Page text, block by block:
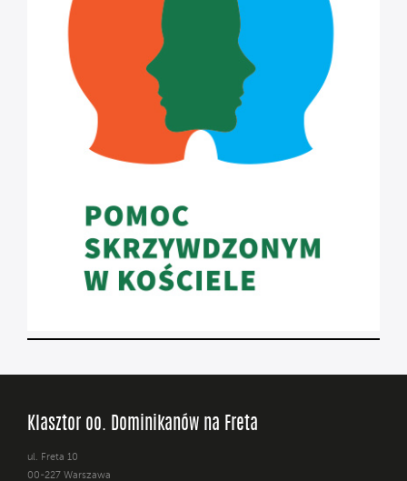
Klasztor oo. Dominikanów na Freta
ul. Freta 10
00-227 Warszawa